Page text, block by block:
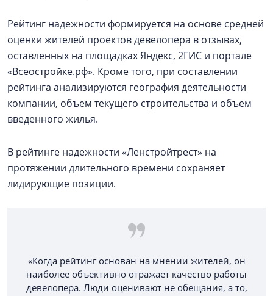
Рейтинг надежности формируется на основе средней
оценки жителей проектов девелопера в отзывах,
оставленных на площадках Яндекс, 2ГИС и портале
«Всеостройке.рф». Кроме того, при составлении
рейтинга анализируются география деятельности
компании, объем текущего строительства и объем
введенного жилья.
В рейтинге надежности «Ленстройтрест» на
протяжении длительного времени сохраняет
лидирующие позиции.
«Когда рейтинг основан на мнении жителей, он
наиболее объективно отражает качество работы
девелопера. Люди оценивают не обещания, а то,